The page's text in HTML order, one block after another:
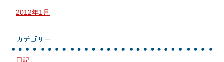
2012年1月
カテゴリー
日記